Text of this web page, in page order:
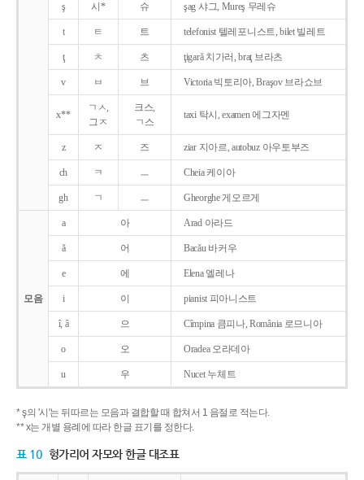
ş 시* 슈 şag 샤그, Mureş 무레슈
t ㅌ 트 telefonist 텔레포니스트, bilet 빌레트
ţ ㅊ 츠 ţigarǎ 치가러, braţ 브라츠
v ㅂ 브 Victoria 빅토리아, Braşov 브라쇼브
x**
ㄱㅅ,
그ㅈ
크스,
ㄱ스
taxi 탁시, examen 에그자멘
z ㅈ 즈 ziar 지아르, autobuz 아우토부즈
ch ㅋ ㅡ Cheia 케이아
gh ㄱ ㅡ Gheorghe 게오르게
모음
a 아 Arad 아라드
ǎ 어 Bacǎu 바커우
e 에 Elena 엘레나
i 이 pianist 피아니스트
î, â 으 Cîmpina 큼피나, România 로므니아
o 오 Oradea 오라데아
u 우 Nucet 누체트
* ş의 '시'는 뒤따르는 모음과 결합할 때 합쳐서 1 음절로 적는다.
** x는 개별 용례에 따라 한글 표기를 정한다.
표 10 헝가리어 자모와 한글 대조표